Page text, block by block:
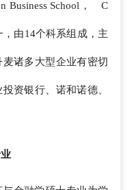
Business School， C
由14个科系组成，主
诸多大型企业有密切
资银行、诺和诺德、